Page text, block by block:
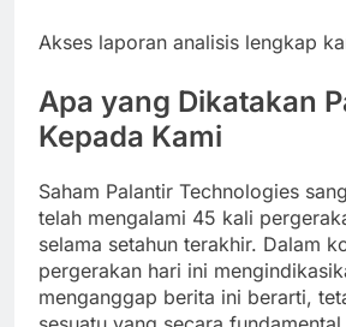
Akses laporan analisis lengkap
Apa yang Dikatakan
Kepada Kami
Saham Palantir Technologies
telah mengalami 45 kali
selama setahun terakhir. Dalam
pergerakan hari ini
menganggap berita ini berarti,